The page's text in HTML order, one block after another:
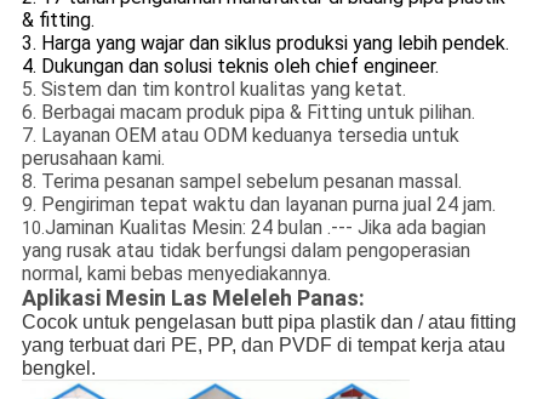
& fitting.
3. Harga yang wajar dan siklus produksi yang lebih pendek.
4. Dukungan dan solusi teknis oleh chief engineer.
5. Sistem dan tim kontrol kualitas yang ketat.
6. Berbagai macam produk pipa & Fitting untuk pilihan.
7. Layanan OEM atau ODM keduanya tersedia untuk
perusahaan kami.
8. Terima pesanan sampel sebelum pesanan massal.
9. Pengiriman tepat waktu dan layanan purna jual 24 jam.
10.Jaminan Kualitas Mesin: 24 bulan .--- Jika ada bagian
yang rusak atau tidak berfungsi dalam pengoperasian
normal, kami bebas menyediakannya.
Aplikasi Mesin Las Meleleh Panas:
Cocok untuk pengelasan butt pipa plastik dan / atau fitting
yang terbuat dari PE, PP, dan PVDF di tempat kerja atau
bengkel.